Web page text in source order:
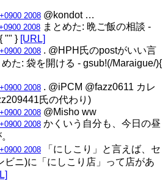
2008 @kondot …
2008 まとめた: 晩ご飯の相談 -
"" } [URL]
2008 . @HPH氏のpostがいい言
: 袋を開ける - gsub!(/Maraigue/){
2008 . @iPCM @fazz0611 カレ
氏の代わり)
2008 @Misho ww
2008 かくいう自分も、今日の昼
2008 「にしこり」と言えば、セ
ビニ)に「にしこり店」って店があ